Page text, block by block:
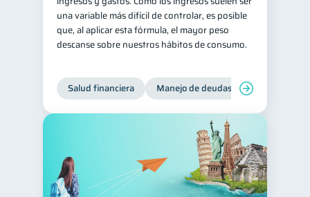
una variable más difícil de controlar, es posible
que, al aplicar esta fórmula, el mayor peso
descanse sobre nuestros hábitos de consumo.
Salud financiera Manejo de deudas